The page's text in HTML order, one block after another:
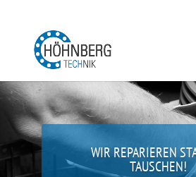
WIR REPARIEREN
TAUSCHEN!